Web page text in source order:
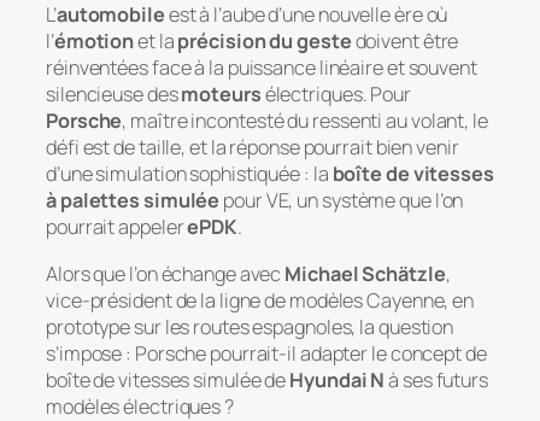
L’automobileest à l’aube d’une nouvelle ère où
l’émotionet laprécision du gestedoivent être
réinventées face à la puissance linéaire et souvent
silencieuse desmoteursélectriques. Pour
Porsche, maître incontesté duressentiau volant, le
défi est de taille, et la réponse pourrait bien venir
d’une simulation sophistiquée : la boîte de vitesses
à palettes simulée pour VE, un système que l’on
pourrait appelerePDK.
Alors que l’on échange avec Michael Schätzle,
vice-président de la ligne de modèles Cayenne, en
prototype sur les routes espagnoles, la question
s’impose : Porsche pourrait-il adapter le concept de
boîte de vitesses simulée deHyundai Nà ses futurs
modèles électriques ?